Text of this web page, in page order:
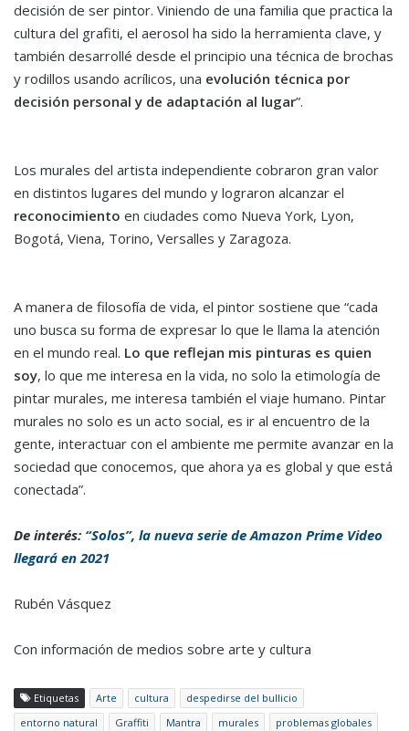
decisión de ser pintor. Viniendo de una familia que practica la
cultura del grafiti, el aerosol ha sido la herramienta clave, y
también desarrollé desde el principio una técnica de brochas
y rodillos usando acrílicos, una evolución técnica por
decisión personal y de adaptación al lugar”.
Los murales del artista independiente cobraron gran valor
en distintos lugares del mundo y lograron alcanzar el
reconocimiento en ciudades como Nueva York, Lyon,
Bogotá, Viena, Torino, Versalles y Zaragoza.
A manera de filosofía de vida, el pintor sostiene que “cada
uno busca su forma de expresar lo que le llama la atención
en el mundo real. Lo que reflejan mis pinturas es quien
soy, lo que me interesa en la vida, no solo la etimología de
pintar murales, me interesa también el viaje humano. Pintar
murales no solo es un acto social, es ir al encuentro de la
gente, interactuar con el ambiente me permite avanzar en la
sociedad que conocemos, que ahora ya es global y que está
conectada”.
De interés: “Solos”, la nueva serie de Amazon Prime Video
llegará en 2021
Rubén Vásquez
Con información de medios sobre arte y cultura
Etiquetas Arte cultura
despedirse del bullicio
entorno natural
Graffiti Mantra murales
problemas globales